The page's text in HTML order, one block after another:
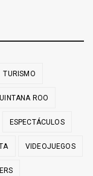
TURISMO
ROO
ESPECTÁCULOS
VIDEOJUEGOS